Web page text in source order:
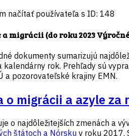
načítať používateľa s ID: 148
a migrácii (do roku 2023
dokumenty sumarizujú
rok. Prehľady sú
a pozorovateľské krajiny EMN.
o migrácii a azyle za
o najdôležitejších zmenách a
štátoch a Nórsku v roku 2017.